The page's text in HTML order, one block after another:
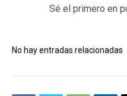
Sé el primero en
No hay entradas relacionadas